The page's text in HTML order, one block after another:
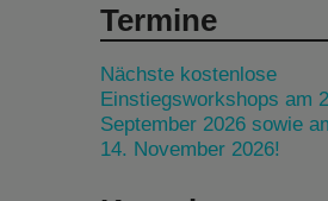
Termine
Nächste kostenlose
Einstiegsworkshops am
September 2026 sowie
14. November 2026!